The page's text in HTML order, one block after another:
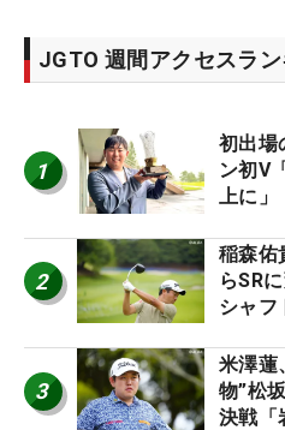
JGTO 週間アクセスラ
1
初出場
ン初V
上に」
2
稲森佑
らSR
シャフ
ーのヒ
3
米澤蓮
物”松
決戦「